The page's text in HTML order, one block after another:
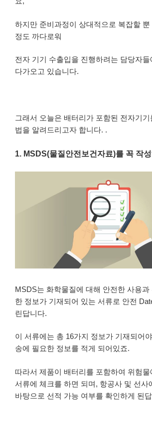
하지만 준비과정이 상대적으로 복잡할
정도 까다로워
전자 기기 수출입을 진행하려는 담당자
다가오고 있습니다.
그래서 오늘은 배터리가 포함된 전자기
법을 알려드리고자 합니다. .
1. MSDS(물질안전보건자료)를 꼭 작
MSDS는 화학물질에 대해 안전한 사용과
한 정보가 기재되어 있는 서류로 안전
린답니다.
이 서류에는 총 16가지 정보가 기재되어
송에 필요한 정보를 적게 되어있죠.
따라서 제품이 배터리를 포함하여 위험
서류에 체크를 하면 되며, 항공사 및 선사
바탕으로 선적 가능 여부를 확인하게 된